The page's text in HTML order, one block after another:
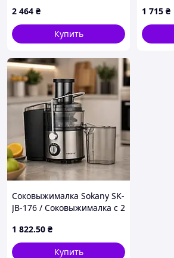
2 464 ₴
Купить
1 715 ₴
Соковыжималка Sokany SK-
JB-176 / Соковыжималка с 2
Соковыжималка
электрическая
1 822.50 ₴
Купить